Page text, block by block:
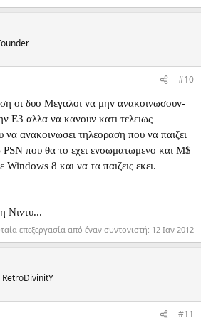
#10
οι δυο Μεγαλοι να μην ανακοινωσουν-
Ε3 αλλα να κανουν κατι τελειως
ανακοινωσει τηλεοραση που να παιζει
PSN που θα το εχει ενσωματωμενο και M$
Windows 8 και να τα παιζεις εκει.
Νιντυ...
επεξεργασία από έναν συντονιστή: 12 Ιαν 2012
#11